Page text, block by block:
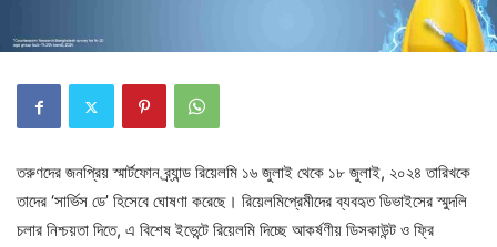
তরুণদের জনপ্রিয় স্মার্টফোন ব্র্যান্ড রিয়েলমি ১৬ জুলাই থেকে ১৮ জুলাই, ২০২৪ তারিখকে
তাদের ‘সার্ভিস ডে’ হিসেবে ঘোষণা করেছে। রিয়েলমিপ্রেমীদের ব্যবহৃত ডিভাইসের স্মুদলি
চলার নিশ্চয়তা দিতে, এ বিশেষ ইভেন্টে রিয়েলমি দিচ্ছে আকর্ষণীয় ডিসকাউন্ট ও ফ্রি